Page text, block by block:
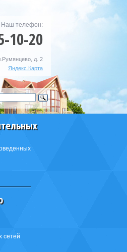
Наш телефон:
10-20
д. 2
Яндекс.Карта
сетей